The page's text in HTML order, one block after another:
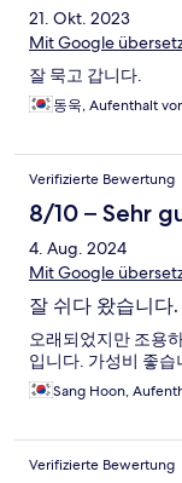
21. Okt. 2023
Mit Google
잘 묵고 갑니다.
동욱, Aufenthalt
Verifizierte Bewertung
8/10 – Sehr
4. Aug. 2024
Mit Google
잘 쉬다 왔습니다.
오래되었지만 조용
입니다. 가성비 좋습
Sang Hoon,
Verifizierte Bewertung